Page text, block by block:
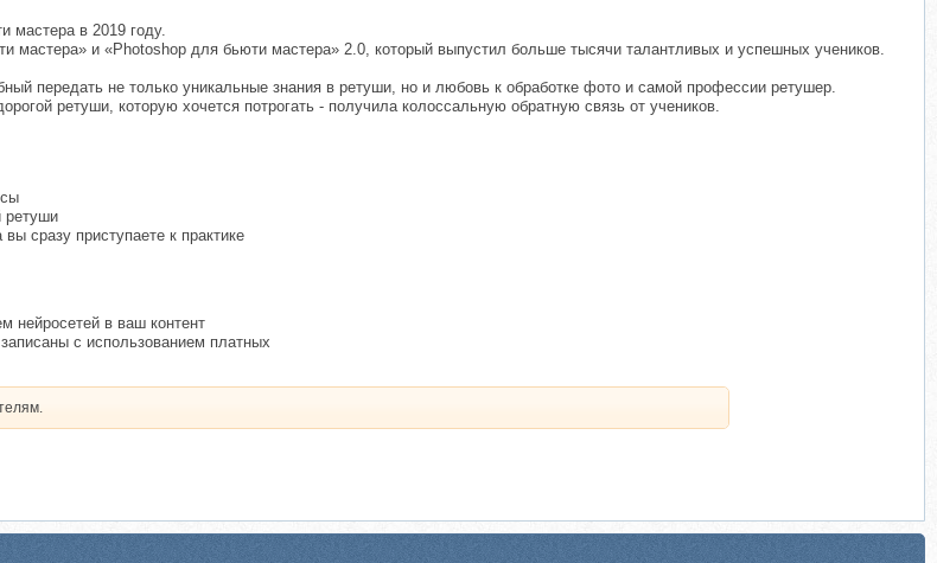
мастера в 2019 году.
мастера» и «Photoshop для бьюти мастера» 2.0, который выпустил больше тысячи талантливых и успешных учеников.
передать не только уникальные знания в ретуши, но и любовь к обработке фото и самой профессии ретушер.
ретуши, которую хочется потрогать - получила колоссальную обратную связь от учеников.
ретуши
сразу приступаете к практике
нейросетей в ваш контент
с использованием платных